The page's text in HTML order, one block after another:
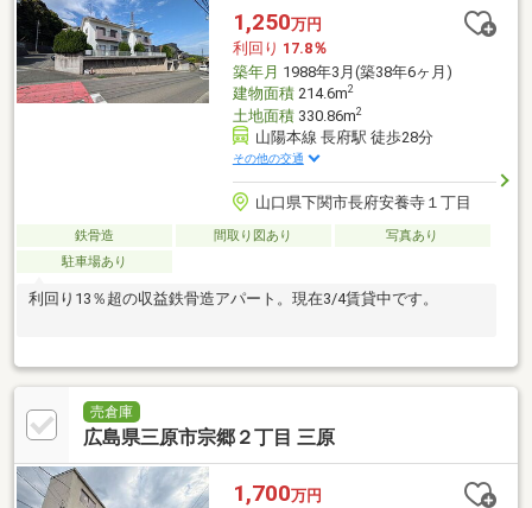
1,250万円
利回り 17.8％
築年月 1988年3月(築38年6ヶ月)
建物面積214.6m2
土地面積330.86m2
山陽本線 長府駅 徒歩28分
その他の交通
山口県下関市長府安養寺１丁目
鉄骨造 間取り図あり
写真あり
駐車場あり
利回り13％超の収益鉄骨造アパート。現在3/4賃貸中です。
売倉庫
広島県三原市宗郷２丁目 三原
1,700万円